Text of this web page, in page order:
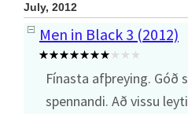
July, 2012
Men in Black 3 (2012)
Fínasta afþreying. Góð
spennandi. Að vissu